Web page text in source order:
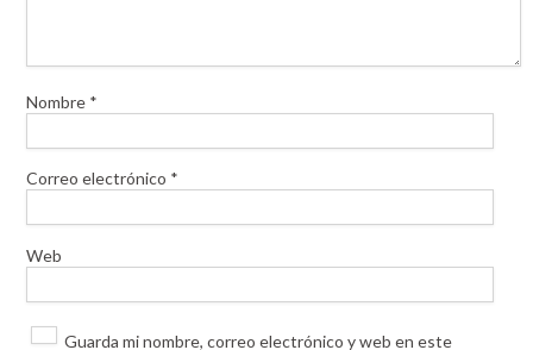
Nombre *
Correo electrónico *
Web
Guarda mi nombre, correo electrónico y web en este